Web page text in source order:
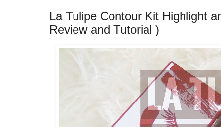
La Tulipe Contour Kit Highlight
Review and Tutorial )